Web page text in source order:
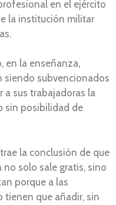
en el ejército
la institución militar
en la enseñanza,
siendo subvencionados
a sus trabajadoras la
sin posibilidad de
la conclusión de que
solo sale gratis, sino
porque a las
tienen que añadir, sin